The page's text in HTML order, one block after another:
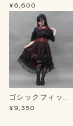
プＢＬ
¥6,600
ゴシックフィッシ
ュテールＳＫ
¥9,350